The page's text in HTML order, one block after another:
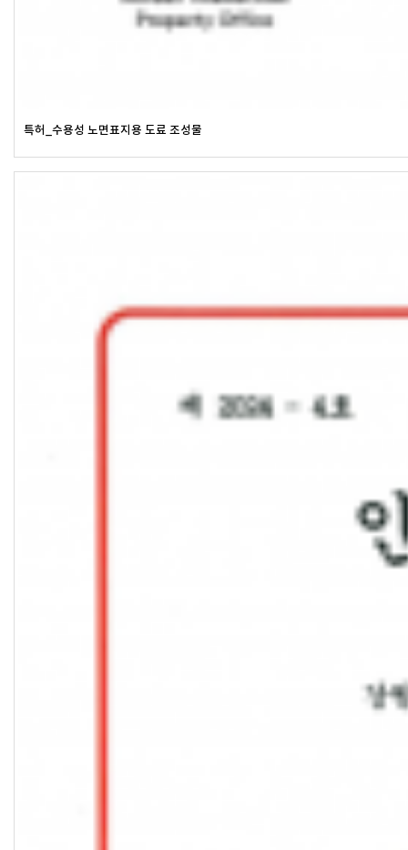
특허_수용성 노면표지용 도료 조성물